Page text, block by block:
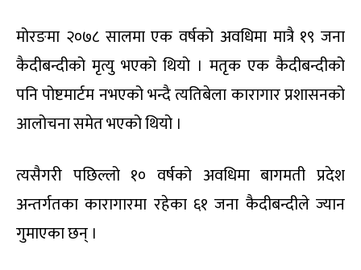
मोरङमा २०७८ सालमा एक वर्षको अवधिमा मात्रै १९ जना
कैदीबन्दीको मृत्यु भएको थियो । मतृक एक कैदीबन्दीको
पनि पोष्टमार्टम नभएको भन्दै त्यतिबेला कारागार प्रशासनको
आलोचना समेत भएको थियो ।
त्यसैगरी पछिल्लो १० वर्षको अवधिमा बागमती प्रदेश
अन्तर्गतका कारागारमा रहेका ६१ जना कैदीबन्दीले ज्यान
गुमाएका छन् ।